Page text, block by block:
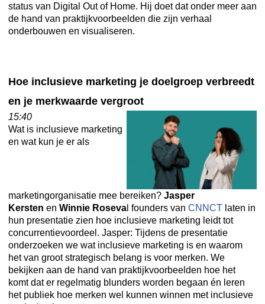
status van Digital Out of Home. Hij doet dat onder meer aan
de hand van praktijkvoorbeelden die zijn verhaal
onderbouwen en visualiseren.
Hoe inclusieve marketing je doelgroep verbreedt
en je merkwaarde vergroot
15:40
Wat is inclusieve marketing
en wat kun je er als
marketingorganisatie mee bereiken? Jasper
Kersten en Winnie Roseva l founders van CNNCT laten in
hun presentatie zien hoe inclusieve marketing leidt tot
concurrentievoordeel. Jasper: Tijdens de presentatie
onderzoeken we wat inclusieve marketing is en waarom
het van groot strategisch belang is voor merken. We
bekijken aan de hand van praktijkvoorbeelden hoe het
komt dat er regelmatig blunders worden begaan én leren
het publiek hoe merken wel kunnen winnen met inclusieve